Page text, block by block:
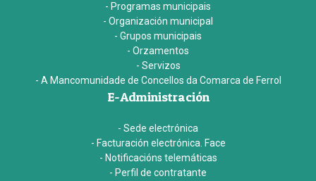
- Programas municipais
- Organización municipal
- Grupos municipais
- Orzamentos
- Servizos
- A Mancomunidade de Concellos da Comarca de Ferrol
E-Administración
- Sede electrónica
- Facturación electrónica. Face
- Notificacións telemáticas
- Perfil de contratante